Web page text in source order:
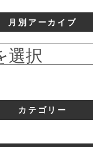
月別アーカイブ
カテゴリー